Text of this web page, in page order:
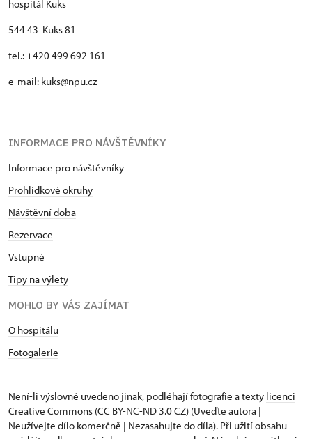
hospitál Kuks
544 43 Kuks 81
tel.: +420 499 692 161
e-mail: kuks@npu.cz
INFORMACE PRO NÁVŠTĚVNÍKY
Informace pro návštěvníky
Prohlídkové okruhy
Návštěvní doba
Rezervace
Vstupné
Tipy na výlety
MOHLO BY VÁS ZAJÍMAT
O hospitálu
Fotogalerie
Není-li výslovně uvedeno jinak, podléhají fotografie a texty licenci
Creative Commons (CC BY-NC-ND 3.0 CZ) (Uveďte autora |
Neužívejte dílo komerčně | Nezasahujte do díla). Při užití obsahu